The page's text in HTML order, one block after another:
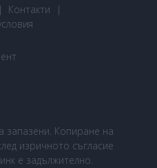
Контакти
Копиране на
изричното съгласие
е задължително.